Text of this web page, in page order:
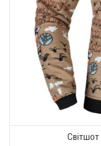
Світшот